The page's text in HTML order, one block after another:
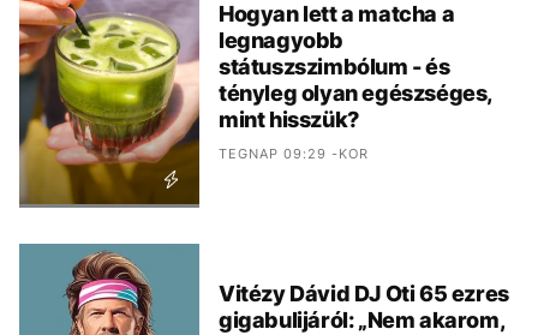
Hogyan lett a matcha a
legnagyobb
státuszszimbólum - és
tényleg olyan egészséges,
mint hisszük?
TEGNAP 09:29 -KOR
Vitézy Dávid DJ Oti 65 ezres
gigabulijáról: „Nem akarom,